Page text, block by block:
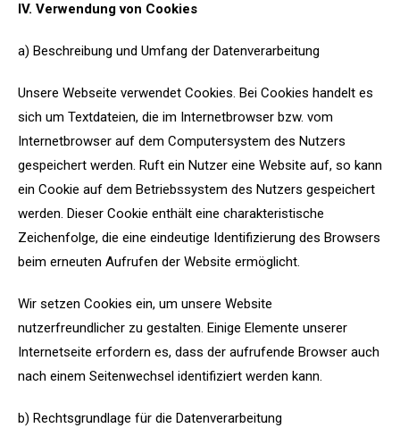
IV. Verwendung von Cookies
a) Beschreibung und Umfang der Datenverarbeitung
Unsere Webseite verwendet Cookies. Bei Cookies handelt es
sich um Textdateien, die im Internetbrowser bzw. vom
Internetbrowser auf dem Computersystem des Nutzers
gespeichert werden. Ruft ein Nutzer eine Website auf, so kann
ein Cookie auf dem Betriebssystem des Nutzers gespeichert
werden. Dieser Cookie enthält eine charakteristische
Zeichenfolge, die eine eindeutige Identifizierung des Browsers
beim erneuten Aufrufen der Website ermöglicht.
Wir setzen Cookies ein, um unsere Website
nutzerfreundlicher zu gestalten. Einige Elemente unserer
Internetseite erfordern es, dass der aufrufende Browser auch
nach einem Seitenwechsel identifiziert werden kann.
b) Rechtsgrundlage für die Datenverarbeitung